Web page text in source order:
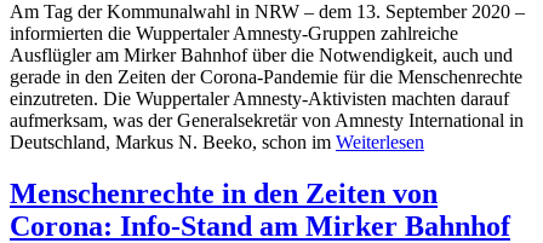
Am Tag der Kommunalwahl in NRW – dem 13. September 2020 –
informierten die Wuppertaler Amnesty-Gruppen zahlreiche
Ausflügler am Mirker Bahnhof über die Notwendigkeit, auch und
gerade in den Zeiten der Corona-Pandemie für die Menschenrechte
einzutreten. Die Wuppertaler Amnesty-Aktivisten machten darauf
aufmerksam, was der Generalsekretär von Amnesty International in
Deutschland, Markus N. Beeko, schon im Weiterlesen
Menschenrechte in den Zeiten von
Corona: Info-Stand am Mirker Bahnhof